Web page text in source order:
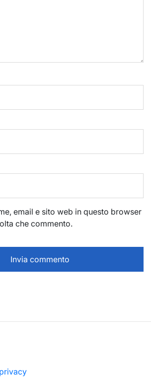
email e sito web in questo browser
che commento.